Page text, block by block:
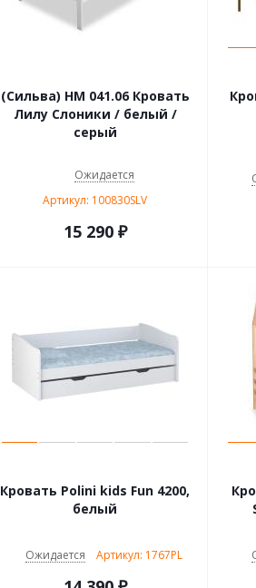
(Сильва) НМ 041.06 Кровать
Лилу Слоники / белый /
серый
Ожидается
Артикул: 100830SLV
15 290₽
Кровать Polini kids Fun 4200,
белый
Ожидается Артикул: 1767PL